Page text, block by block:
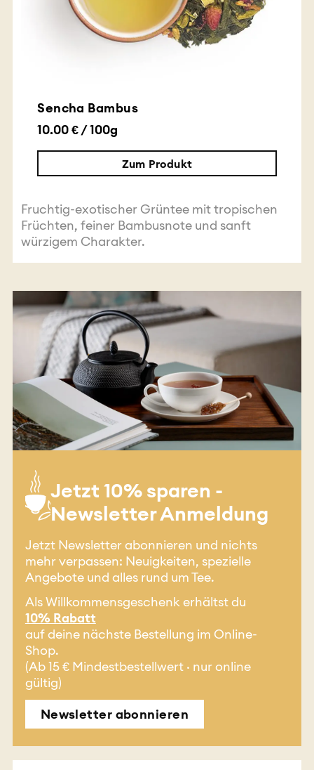
Sencha Bambus
10.00 € / 100g
Zum Produkt
Fruchtig-exotischer Grüntee mit tropischen
Früchten, feiner Bambusnote und sanft
würzigem Charakter.
Jetzt 10% sparen -
Newsletter Anmeldung
Jetzt Newsletter abonnieren und nichts
mehr verpassen: Neuigkeiten, spezielle
Angebote und alles rund um Tee.
Als Willkommensgeschenk erhältst du
10% Rabatt
auf deine nächste Bestellung im Online-
Shop.
(Ab 15 € Mindestbestellwert · nur online
gültig)
Newsletter abonnieren